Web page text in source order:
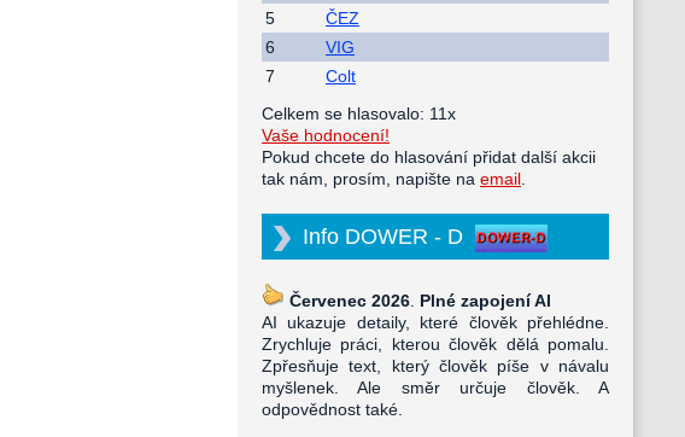
5
ČEZ
6
VIG
7
Colt
Celkem se hlasovalo: 11x
Vaše hodnocení!
Pokud chcete do hlasování přidat další akcii
tak nám, prosím, napište na email
Info DOWER - D
Červenec 2026 Plné zapojení AI
AI ukazuje detaily, které člověk přehlédne.
Zrychluje práci, kterou člověk dělá pomalu.
Zpřesňuje text, který člověk píše v návalu
myšlenek. Ale směr určuje člověk. A
odpovědnost také.